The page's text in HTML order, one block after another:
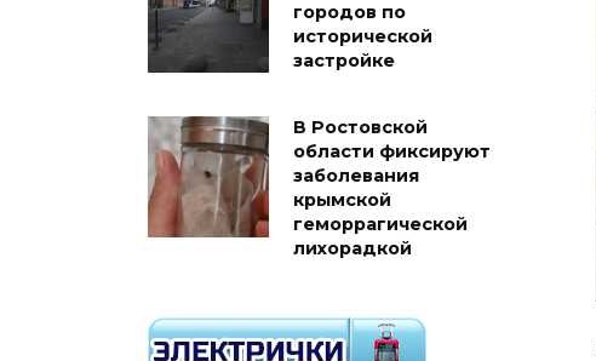
городов по
исторической
застройке
В Ростовской
области фиксируют
заболевания
крымской
геморрагической
лихорадкой